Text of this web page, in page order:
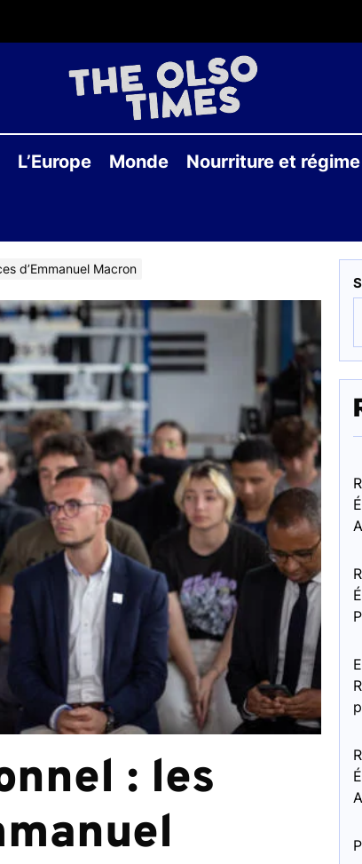
L’Europe Monde Nourriture et régime
d’Emmanuel Macron
: les